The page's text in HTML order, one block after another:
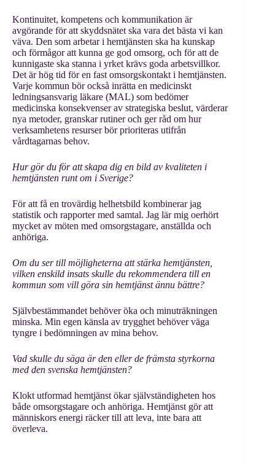
Kontinuitet, kompetens och kommunikation är
avgörande för att skyddsnätet ska vara det bästa vi kan
väva. Den som arbetar i hemtjänsten ska ha kunskap
och förmågor att kunna ge god omsorg, och för att de
kunnigaste ska stanna i yrket krävs goda arbetsvillkor.
Det är hög tid för en fast omsorgskontakt i hemtjänsten.
Varje kommun bör också inrätta en medicinskt
ledningsansvarig läkare (MAL) som bedömer
medicinska konsekvenser av strategiska beslut, värderar
nya metoder, granskar rutiner och ger råd om hur
verksamhetens resurser bör prioriteras utifrån
vårdtagarnas behov.
Hur gör du för att skapa dig en bild av kvaliteten i
hemtjänsten runt om i Sverige?
För att få en trovärdig helhetsbild kombinerar jag
statistik och rapporter med samtal. Jag lär mig oerhört
mycket av möten med omsorgstagare, anställda och
anhöriga.
Om du ser till möjligheterna att stärka hemtjänsten,
vilken enskild insats skulle du rekommendera till en
kommun som vill göra sin hemtjänst ännu bättre?
Självbestämmandet behöver öka och minuträkningen
minska. Min egen känsla av trygghet behöver väga
tyngre i bedömningen av mina behov.
Vad skulle du säga är den eller de främsta styrkorna
med den svenska hemtjänsten?
Klokt utformad hemtjänst ökar självständigheten hos
både omsorgstagare och anhöriga. Hemtjänst gör att
människors energi räcker till att leva, inte bara att
överleva.